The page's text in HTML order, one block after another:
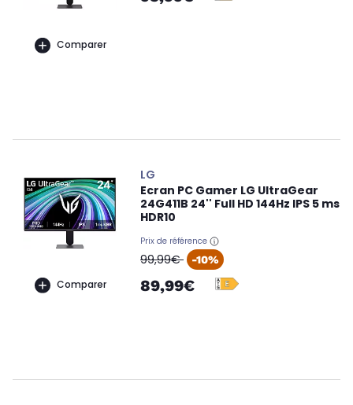
Comparer
Comparer
LG
Ecran PC Gamer LG UltraGear
24G411B 24'' Full HD 144Hz IPS 5 ms
HDR10
Prix de référence
oldPrice
99,99€ -10%
89,99€